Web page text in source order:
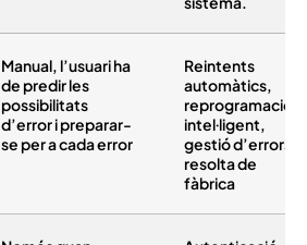
Manual, l’usuari ha
de predir les
possibilitats
d’error i preparar-
se per a cada error
Reintents
automàtics,
reprogramació
intel·ligent,
gestió d’errors
resolta de
fàbrica